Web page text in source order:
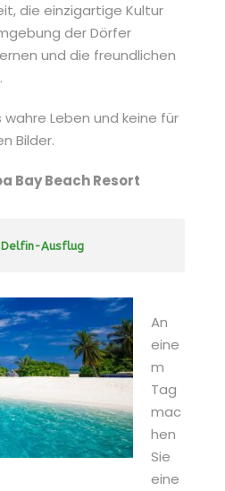
die einzigartige Kultur
der Dörfer
und die freundlichen
Leben und keine für
Bilder.
Bay Beach Resort
Ausflug
An
eine
m
Tag
mac
hen
Sie
eine